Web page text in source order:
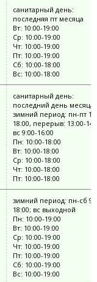
санитарный день:
последняя пт месяца
Вт: 10:00-19:00
Ср: 10:00-19:00
Чт: 10:00-19:00
Пт: 10:00-19:00
Сб: 10:00-18:00
Вс: 10:00-18:00
санитарный день:
последний день месяца;
зимний период: пн-пт
18:00, перерыв: 13:00-
вс 9:00-16:00
Пн: 10:00-18:00
Вт: 10:00-18:00
Ср: 10:00-18:00
Чт: 10:00-18:00
Пт: 10:00-18:00
зимний период: пн-сб
18:00; вс выходной
Пн: 10:00-19:00
Вт: 10:00-19:00
Ср: 10:00-19:00
Чт: 10:00-19:00
Пт: 10:00-19:00
Сб: 10:00-19:00
Вс: 10:00-19:00